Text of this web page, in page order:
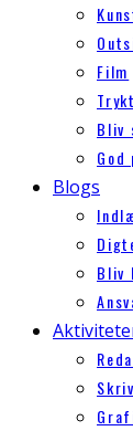
Film
Bliv
Blogs
Bliv